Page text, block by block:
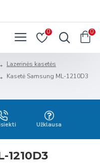
0 0
Lazerinės kasetės
Kasetė Samsung ML-1210D3
Užklausa
1210D3